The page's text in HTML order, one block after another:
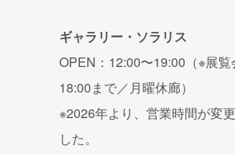
ギャラリー・ソラリス
OPEN：12:00〜19:00（※展覧
18:00まで／月曜休廊）
※2026年より、営業時間が変
した。